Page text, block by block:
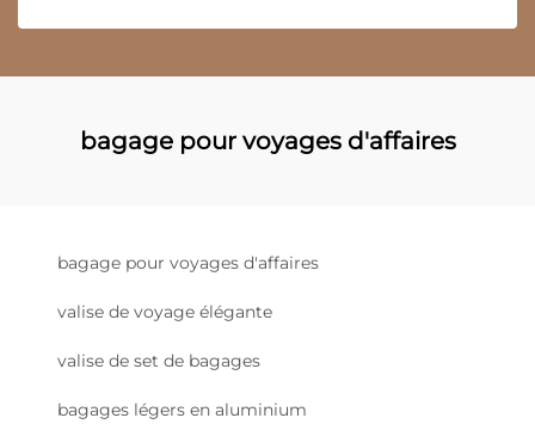
bagage pour voyages d'affaires
bagage pour voyages d'affaires
valise de voyage élégante
valise de set de bagages
bagages légers en aluminium